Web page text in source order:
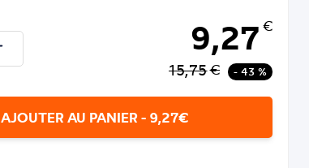
9,27 €
15,75€ - 43 %
AJOUTER AU PANIER - 9,27€